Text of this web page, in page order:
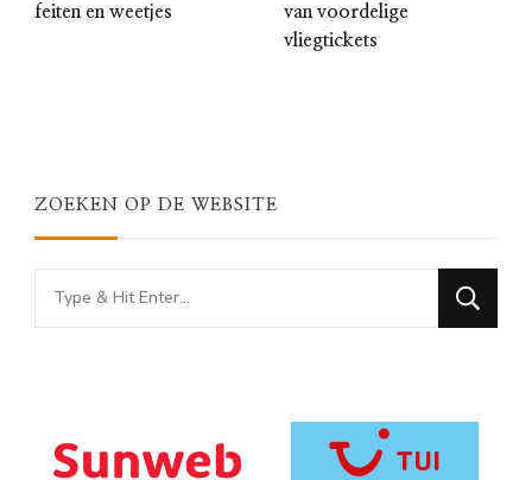
feiten en weetjes
van voordelige
vliegtickets
ZOEKEN OP DE WEBSITE
Looking
for